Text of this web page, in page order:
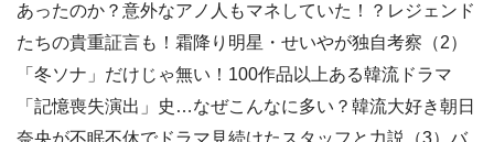
あったのか？意外なアノ人もマネしていた！？レジェンド
たちの貴重証言も！霜降り明星・せいやが独自考察（2）
「冬ソナ」だけじゃ無い！100作品以上ある韓流ドラマ
「記憶喪失演出」史…なぜこんなに多い？韓流大好き朝日
奈央が不眠不休でドラマ見続けたスタッフと力説（3）バ